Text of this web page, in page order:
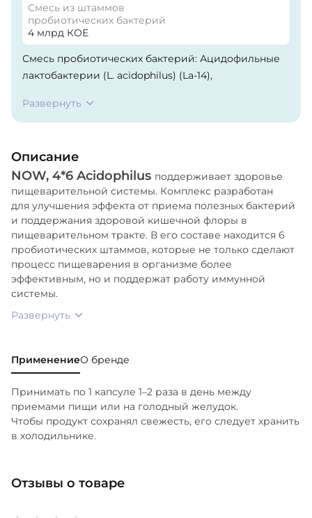
Смесь из штаммов
пробиотических бактерий
4 млрд КОЕ
Смесь пробиотических бактерий: Ацидофильные
лактобактерии (L. acidophilus) (La-14),
04), Бифидобактерии лонгум (B. longum) (BI-05),
Термофильный стрептококк (Streptococcus
bulgaricus) (Lb-87), Лактобактерии параказеи (L.
paracasei) (Lpc-37)
Развернуть
Описание
NOW, 4*6 Acidophilus поддерживает здоровье
пищеварительной системы. Комплекс разработан
для улучшения эффекта от приема полезных бактерий
и поддержания здоровой кишечной флоры в
пищеварительном тракте. В его составе находится 6
пробиотических штаммов, которые не только сделают
процесс пищеварения в организме более
эффективным, но и поддержат работу иммунной
системы.
Развернуть
ПрименениеО бренде
Принимать по 1 капсуле 1–2 раза в день между
приемами пищи или на голодный желудок.
Чтобы продукт сохранял свежесть, его следует хранить
в холодильнике.
Отзывы о товаре